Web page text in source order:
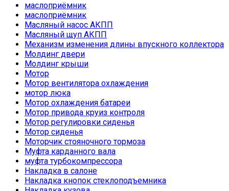
маслоприёмник
маслоприёмник
Масляный насос АКПП
Масляный щуп АКПП
Механизм изменения длины впускного коллектора
Молдинг двери
Молдинг крыши
Мотор
Мотор вентилятора охлаждения
мотор люка
Мотор охлаждения батареи
Мотор привода круиз контроля
Мотор регулировки сиденья
Мотор сиденья
Моторчик стояночного тормоза
Муфта карданного вала
муфта турбокомпрессора
Накладка в салоне
Накладка кнопок стеклоподъемника